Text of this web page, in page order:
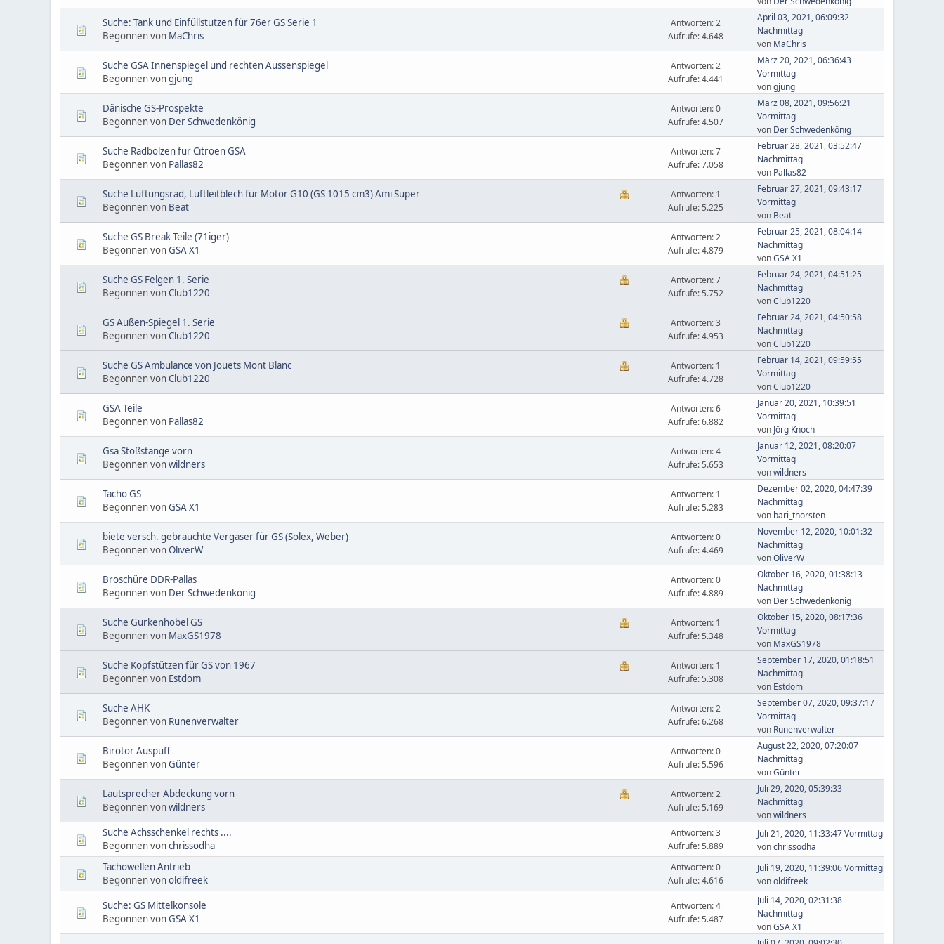
Suche: Tank und Einfüllstutzen für 76er GS Serie 1
Begonnen von MaChris
Antworten: 2
Aufrufe: 4.648
April 03, 2021, 06:09:32
Nachmittag
von MaChris
Suche GSA Innenspiegel und rechten Aussenspiegel
Begonnen vongjung
Antworten: 2
Aufrufe: 4.441
März 20, 2021, 06:36:43
Vormittag
vongjung
Dänische GS-Prospekte
Begonnen von Der Schwedenkönig
Antworten: 0
Aufrufe: 4.507
März 08, 2021, 09:56:21
Vormittag
von Der Schwedenkönig
Suche Radbolzen für Citroen GSA
Begonnen von Pallas82
Antworten: 7
Aufrufe: 7.058
Februar 28, 2021, 03:52:47
Nachmittag
von Pallas82
Suche Lüftungsrad, Luftleitblech für Motor G10 (GS 1015 cm3) Ami Super
Begonnen von Beat
Antworten: 1
Aufrufe: 5.225
Februar 27, 2021, 09:43:17
Vormittag
von Beat
Suche GS Break Teile (71iger)
Begonnen vonGSA X1
Antworten: 2
Aufrufe: 4.879
Februar 25, 2021, 08:04:14
Nachmittag
vonGSA X1
Suche GS Felgen 1. Serie
Begonnen vonClub1220
Antworten: 7
Aufrufe: 5.752
Februar 24, 2021, 04:51:25
Nachmittag
vonClub1220
GS Außen-Spiegel 1. Serie
Begonnen vonClub1220
Antworten: 3
Aufrufe: 4.953
Februar 24, 2021, 04:50:58
Nachmittag
vonClub1220
Suche GS Ambulance von Jouets Mont Blanc
Begonnen vonClub1220
Antworten: 1
Aufrufe: 4.728
Februar 14, 2021, 09:59:55
Vormittag
vonClub1220
GSA Teile
Begonnen von Pallas82
Antworten: 6
Aufrufe: 6.882
Januar 20, 2021, 10:39:51
Vormittag
von Jörg Knoch
Gsa Stoßstange vorn
Begonnen vonwildners
Antworten: 4
Aufrufe: 5.653
Januar 12, 2021, 08:20:07
Vormittag
vonwildners
Tacho GS
Begonnen vonGSA X1
Antworten: 1
Aufrufe: 5.283
Dezember 02, 2020, 04:47:39
Nachmittag
von bari_thorsten
biete versch. gebrauchte Vergaser für GS (Solex, Weber)
Begonnen vonOliverW
Antworten: 0
Aufrufe: 4.469
November 12, 2020, 10:01:32
Nachmittag
vonOliverW
Broschüre DDR-Pallas
Begonnen von Der Schwedenkönig
Antworten: 0
Aufrufe: 4.889
Oktober 16, 2020, 01:38:13
Nachmittag
von Der Schwedenkönig
Suche Gurkenhobel GS
Begonnen von MaxGS1978
Antworten: 1
Aufrufe: 5.348
Oktober 15, 2020, 08:17:36
Vormittag
von MaxGS1978
Suche Kopfstützen für GS von 1967
Begonnen von Estdom
Antworten: 1
Aufrufe: 5.308
September 17, 2020, 01:18:51
Nachmittag
von Estdom
Suche AHK
Begonnen von Runenverwalter
Antworten: 2
Aufrufe: 6.268
September 07, 2020, 09:37:17
Vormittag
von Runenverwalter
Birotor Auspuff
Begonnen vonGünter
Antworten: 0
Aufrufe: 5.596
August 22, 2020, 07:20:07
Nachmittag
vonGünter
Lautsprecher Abdeckung vorn
Begonnen vonwildners
Antworten: 2
Aufrufe: 5.169
Juli 29, 2020, 05:39:33
Nachmittag
vonwildners
Suche Achsschenkel rechts ....
Begonnen vonchrissodha
Antworten: 3
Aufrufe: 5.889
Juli 21, 2020, 11:33:47 Vormittag
vonchrissodha
Tachowellen Antrieb
Begonnen vonoldifreek
Antworten: 0
Aufrufe: 4.616
Juli 19, 2020, 11:39:06 Vormittag
vonoldifreek
Suche: GS Mittelkonsole
Begonnen vonGSA X1
Antworten: 4
Aufrufe: 5.487
Juli 14, 2020, 02:31:38
Nachmittag
vonGSA X1